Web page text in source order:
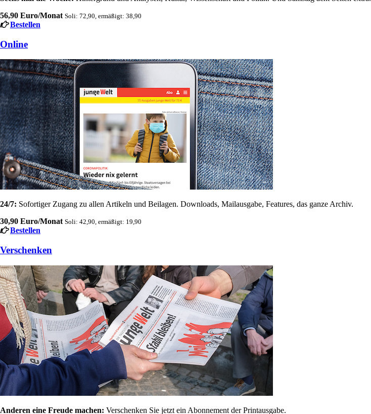
56,90 Euro/Monat Soli: 72,90, ermäßigt: 38,90
Bestellen
Online
24/7: Sofortiger Zugang zu allen Artikeln und Beilagen. Downloads, Mailausgabe, Features, das ganze Archiv.
30,90 Euro/Monat Soli: 42,90, ermäßigt: 19,90
Bestellen
Verschenken
Anderen eine Freude machen: Verschenken Sie jetzt ein Abonnement der Printausgabe.